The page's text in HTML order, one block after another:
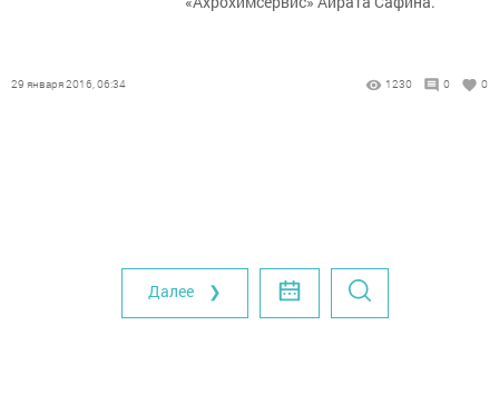
29 января 2016, 06:34 1230 0 0
Далее ❯